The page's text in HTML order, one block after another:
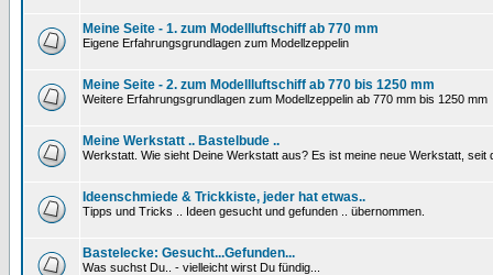
Meine Seite - 1. zum Modellluftschiff ab 770 mm
Eigene Erfahrungsgrundlagen zum Modellzeppelin
Meine Seite - 2. zum Modellluftschiff ab 770 bis 1250 mm
Weitere Erfahrungsgrundlagen zum Modellzeppelin ab 770 mm bis 1250 mm
Meine Werkstatt .. Bastelbude ..
Werkstatt. Wie sieht Deine Werkstatt aus? Es ist meine neue Werkstatt, seit
Ideenschmiede & Trickkiste, jeder hat etwas..
Tipps und Tricks .. Ideen gesucht und gefunden .. übernommen.
Bastelecke: Gesucht...Gefunden...
Was suchst Du.. - vielleicht wirst Du fündig...